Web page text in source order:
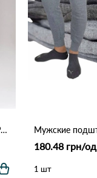
Брюки мужские Dunauone 41216 Различные цвета
180.48 грн/од
1 шт